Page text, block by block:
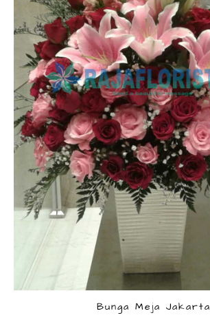
Bunga Meja Jakarta